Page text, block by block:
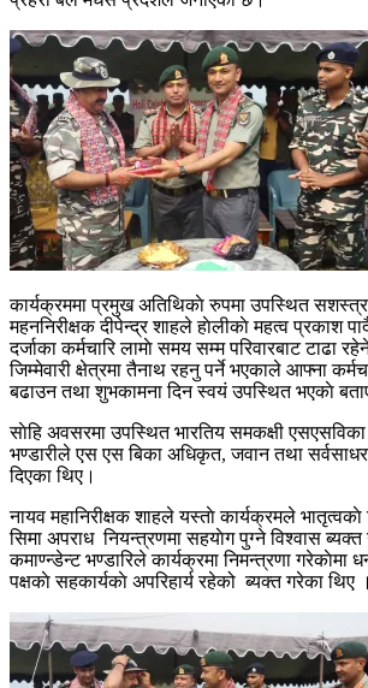
कार्यक्रममा प्रमुख अतिथिकाे रुपमा उपस्थित सशस्त्र
महननिरीक्षक दीपेन्द्र शाहले हाेलीकाे महत्व प्रकाश
दर्जाका कर्मचारि लामाे समय सम्म परिवारबाट टाढा
जिम्मेवारी क्षेत्रमा तैनाथ रहनु पर्ने भएकाले आफ्ना
बढाउन तथा शुभकामना दिन स्वयं उपस्थित भएकाे
साेहि अवसरमा उपस्थित भारतिय समकक्षी एसएसविका
भण्डारीले एस एस बिका अधिकृत, जवान तथा
दिएका थिए।
नायव महानिरीक्षक शाहले यस्ताे कार्यक्रमले
सिमा अपराध नियन्त्रणमा सहयाेग पुग्ने विश्वास
कमाण्न्डेन्ट भण्डारिले कार्यक्रमा निमन्त्रणा गरेकाेमा
पक्षकाे सहकार्यकाे अपरिहार्य रहेको ब्यक्त गरेका थिए ।